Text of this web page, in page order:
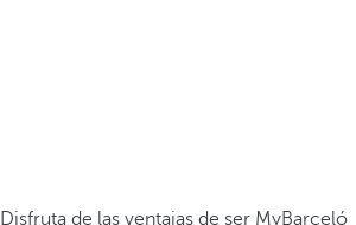
Disfruta de las ventajas de ser MyBarceló